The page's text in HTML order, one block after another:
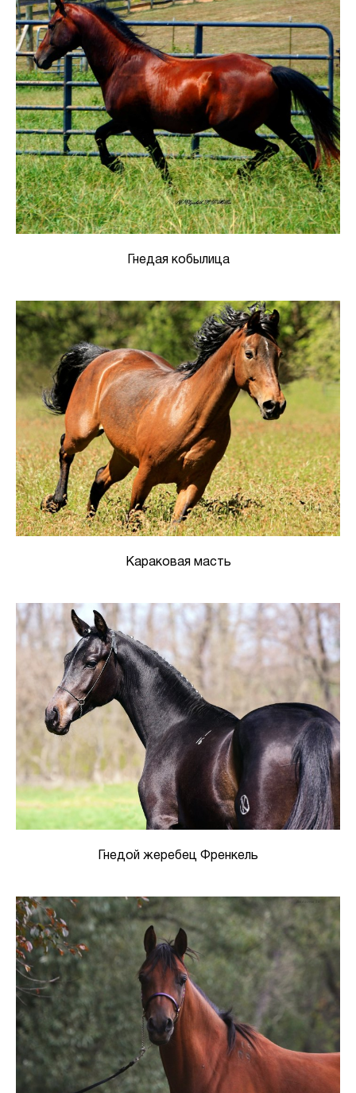
Гнедая кобылица
Караковая масть
Гнедой жеребец Френкель